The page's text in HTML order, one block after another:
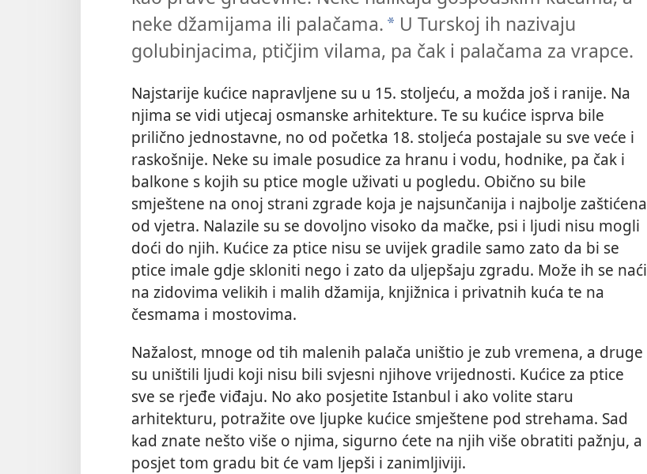
neke džamijama ili palačama. * U Turskoj ih nazivaju
golubinjacima, ptičjim vilama, pa čak i palačama za vrapce.
Najstarije kućice napravljene su u 15. stoljeću, a možda još i ranije. Na
njima se vidi utjecaj osmanske arhitekture. Te su kućice isprva bile
prilično jednostavne, no od početka 18. stoljeća postajale su sve veće i
raskošnije. Neke su imale posudice za hranu i vodu, hodnike, pa čak i
balkone s kojih su ptice mogle uživati u pogledu. Obično su bile
smještene na onoj strani zgrade koja je najsunčanija i najbolje zaštićena
od vjetra. Nalazile su se dovoljno visoko da mačke, psi i ljudi nisu mogli
doći do njih. Kućice za ptice nisu se uvijek gradile samo zato da bi se
ptice imale gdje skloniti nego i zato da uljepšaju zgradu. Može ih se naći
na zidovima velikih i malih džamija, knjižnica i privatnih kuća te na
česmama i mostovima.
Nažalost, mnoge od tih malenih palača uništio je zub vremena, a druge
su uništili ljudi koji nisu bili svjesni njihove vrijednosti. Kućice za ptice
sve se rjeđe viđaju. No ako posjetite Istanbul i ako volite staru
arhitekturu, potražite ove ljupke kućice smještene pod strehama. Sad
kad znate nešto više o njima, sigurno ćete na njih više obratiti pažnju, a
posjet tom gradu bit će vam ljepši i zanimljiviji.